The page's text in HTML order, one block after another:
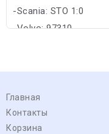
-Scania: STO 1:0
-Volvo: 97310
Главная
Контакты
Корзина